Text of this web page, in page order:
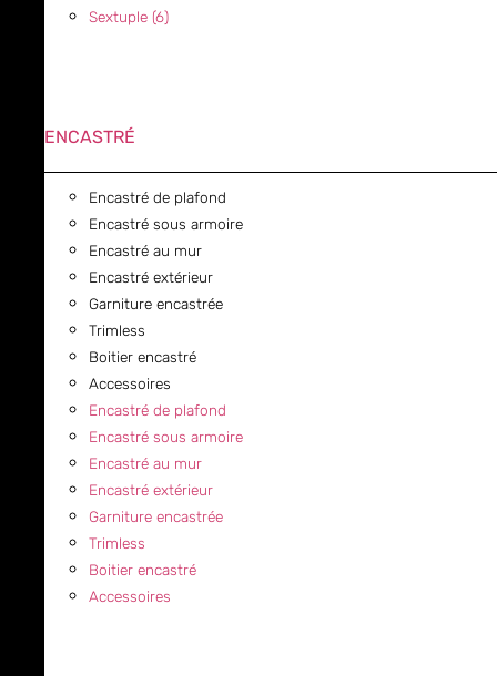
Sextuple (6)
ENCASTRÉ
Encastré de plafond
Encastré sous armoire
Encastré au mur
Encastré extérieur
Garniture encastrée
Trimless
Boitier encastré
Accessoires
Encastré de plafond
Encastré sous armoire
Encastré au mur
Encastré extérieur
Garniture encastrée
Trimless
Boitier encastré
Accessoires